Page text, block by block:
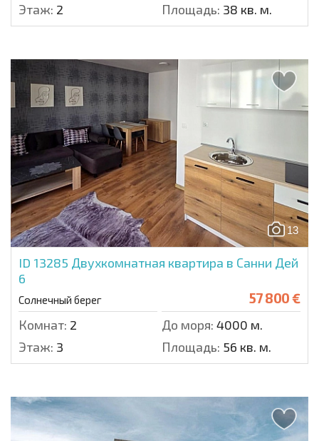
Этаж: 2 Площадь: 38 кв. м.
13
ID 13285 Двухкомнатная квартира в Санни Дей
6
Солнечный берег 57 800 €
Комнат: 2 До моря: 4000 м.
Этаж: 3 Площадь: 56 кв. м.